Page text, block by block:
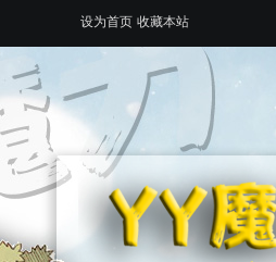
设为首页 收藏本站